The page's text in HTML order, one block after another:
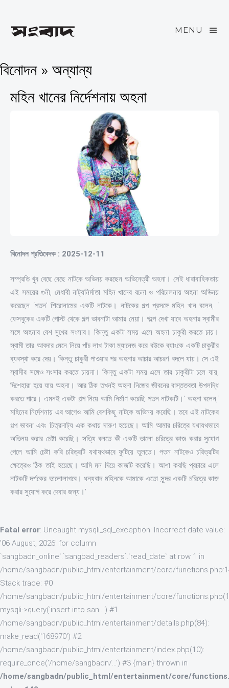
MENU
বিনোদন » অন্যান্য
মহিন খানের নির্দেশনায় অহনা
বিনোদন প্রতিবেদক : 2025-12-11
সম্প্রতি খুব বেছে বেছে নাটকে অভিনয় করছেন অভিনেত্রী অহনা। সেই ধারাবাহিকতায়
এই সময়ের গুনী, মেধাবী নাট্যনির্মাতা মহিন খানের রচনা ও পরিচালনায় অহনা অভিনয়
করেছেন ‘পতন’ শিরোনামের একটি নাটকে। নাটকের গল্প প্রসঙ্গে মহিন খান বলেন, ‘
ফেসবুকের একটি পোস্ট থেকে গল্প ভাবনাটা আমার নেয়া। গল্পে দেখা যাবে অহনার স্বামীর
সঙ্গে অহনার বেশ সুখের সংসার। কিন্তু একটা সময় এসে অহনা চাকুরী করতে চায়।
স্বামী তার আবদার মেনে নিয়ে পাঁচ লাখ টাকা ম্যানেজ করে বউকে ব্যাংকে একটি চাকুরীর
ব্যবস্থা করে দেয়। কিন্তু চাকুরী পাওয়ার পর অহনার আচার আচরণ বদলে যায়। সে এই
স্বামীর সঙ্গেও সংসার করতে চায়না। কিন্তু একটা সময় এসে তার চাকুরীটা চলে যায়,
দিশেহারা হয়ে যায় অহনা। আর ঠিক তখনই অহনা নিজের জীবনের বাস্ততবতা উপলদ্ধি
করতে পারে। এমনই একটা গল্প নিয়ে আমি নির্মাণ করেছি পতন নাটকটি।’ অহনা বলেন,‘
মহিনের নির্দেশনায় এর আগেও আমি বেশকিছু নাটকে অভিনয় করেছি। তবে এই নাটকের
গল্প ভাবনা এবং চিত্রনাট্য এক কথায় দারুণ হয়েছে। আমি আমার চরিত্রে যথাযথভাবে
অভিনয় করার চেষ্টা করেছি। সত্যি বলতে কী একটি ভালো চরিত্রে কাজ করার সুযোগ
পেলে আমি চেষ্টা করি চরিত্রটি যথাযথভাবে ফুটিয়ে তুলতে। পতন নাটকেও চরিত্রটির
ক্ষেত্রেও ঠিক তাই হয়েছে। আমি মন দিয়ে কাজটি করেছি। আশা করছি প্রচারে এলে
নাটকটি দর্শকের ভালোলাগবে। ধন্যবাদ মহিনকে আমাকে এতো সুন্দর একটি চরিত্রে কাজ
করার সুযোগ করে দেবার জন্য।’
Fatal error: Uncaught mysqli_sql_exception: Incorrect date value:
'06 August, 2026' for column
`sangbadn_online`.`sangbad_readers`.`read_date` at row 1 in
/home/sangbadn/public_html/entertainment/core/
Stack trace: #0
/home/sangbadn/public_html/entertainment/core/
mysqli->query('insert into san...') #1
/home/sangbadn/public_html/entertainment/details.php(84):
make_read('168970') #2
/home/sangbadn/public_html/entertainment/index.php(10):
require_once('/home/sangbadn/...') #3 {main} thrown in
/home/sangbadn/public_html/entertainment/core/